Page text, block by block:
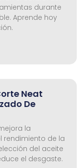
durante
Aprende hoy
Neat
De
la
rendimiento de la
del aceite
el desgaste.